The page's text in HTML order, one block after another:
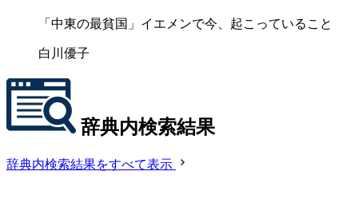
「中東の最貧国」イエメンで今、起こっていること
白川優子
辞典内検索結果
辞典内検索結果をすべて表示